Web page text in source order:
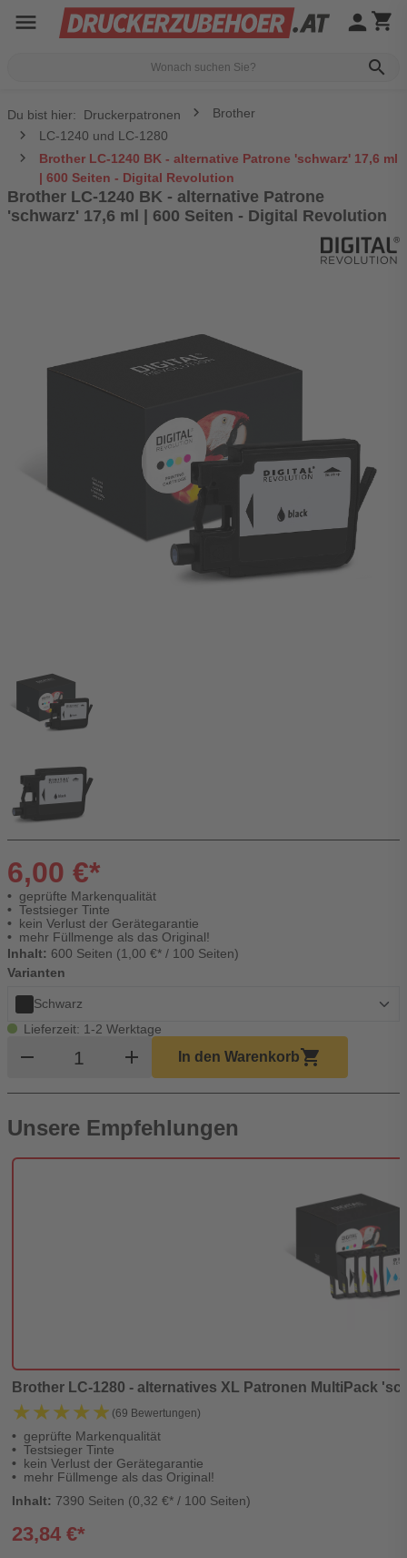
menu
search
person shopping_cart
Du bist hier: Druckerpatronen
Brother
LC-1240 und LC-1280
Brother LC-1240 BK - alternative Patrone 'schwarz' 17,6 ml
| 600 Seiten - Digital Revolution
Brother LC-1240 BK - alternative Patrone
'schwarz' 17,6 ml | 600 Seiten - Digital Revolution
6,00 €*
geprüfte Markenqualität
Testsieger Tinte
kein Verlust der Gerätegarantie
mehr Füllmenge als das Original!
Inhalt: 600 Seiten (1,00 €* / 100 Seiten)
Varianten
Schwarz
Lieferzeit: 1-2 Werktage
remove Produkt Warenkorb Menge
add In den Warenkorbshopping_cart
Unsere Empfehlungen
Brother LC-1280 - alternatives XL Patronen MultiPack
★★★★★
★★★★★ (69 Bewertungen)
geprüfte Markenqualität
Testsieger Tinte
kein Verlust der Gerätegarantie
mehr Füllmenge als das Original!
Inhalt: 7390 Seiten (0,32 €* / 100 Seiten)
23,84 €*